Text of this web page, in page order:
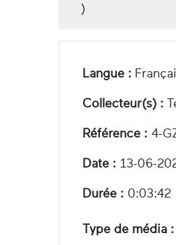
)
Langue :
Collecteur(s) :
Référence : 4-
Date : 13-06-
Durée : 0:03:42
Type de média :